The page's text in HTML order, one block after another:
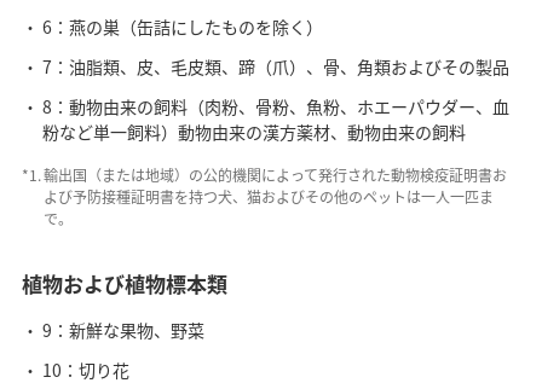
6：燕の巣（缶詰にしたものを除く）
7：油脂類、皮、毛皮類、蹄（爪）、骨、角類およびその製品
8：動物由来の飼料（肉粉、骨粉、魚粉、ホエーパウダー、血
粉など単一飼料）動物由来の漢方薬材、動物由来の飼料
*1.輸出国（または地域）の公的機関によって発行された動物検疫証明書お
よび予防接種証明書を持つ犬、猫およびその他のペットは一人一匹ま
で。
植物および植物標本類
9：新鮮な果物、野菜
10：切り花